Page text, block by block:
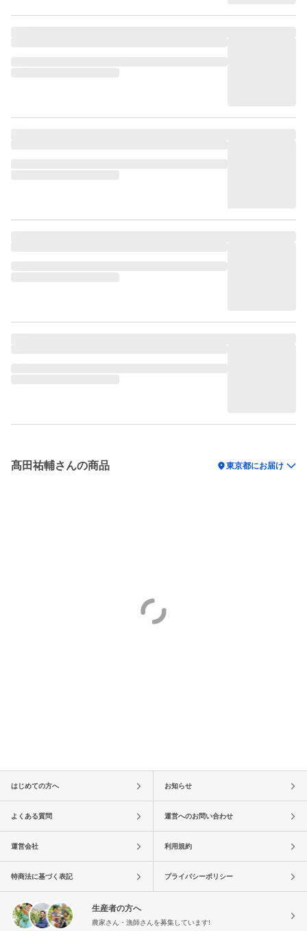
髙田祐輔さんの商品 location_on東京都にお届け
はじめての方へ お知らせ
よくある質問 運営へのお問い合わせ
運営会社 利用規約
特商法に基づく表記 プライバシーポリシー
生産者の方へ
農家さん・漁師さんを募集しています!